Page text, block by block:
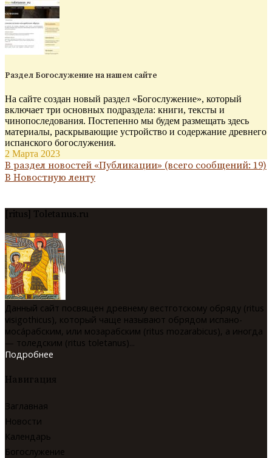
Раздел Богослужение на нашем сайте
На сайте создан новый раздел «Богослужение», который
включает три основных подраздела: книги, тексты и
чинопоследования. Постепенно мы будем размещать здесь
материалы, раскрывающие устройство и содержание древнего
испанского богослужения.
2 Марта 2023
В раздел новостей «Публикации» (всего сообщений: 19)
В Новостную ленту
[ritus] Toletanus.ru
Данный сайт посвящен древнему вестготскому обряду (ritus
visigothicus), который чаще называют обрядом испано-
мосáрабским, или мозарабским (ritus mozarabicus), а иногда
— толедским (ritus toletanus)...
Подробнее
Навигация
Заглавная
Новости
Календарь
Богослужение